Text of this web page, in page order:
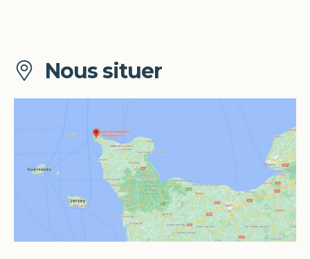
Nous situer